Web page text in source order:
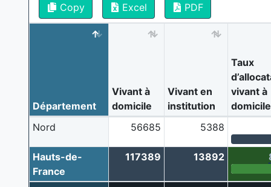
Copy Excel PDF
Département
Vivant à
domicile
Vivant en
institution
Taux
vivant à
domicile
Nord
56685 5388
Hauts-de-
France
117389 13892